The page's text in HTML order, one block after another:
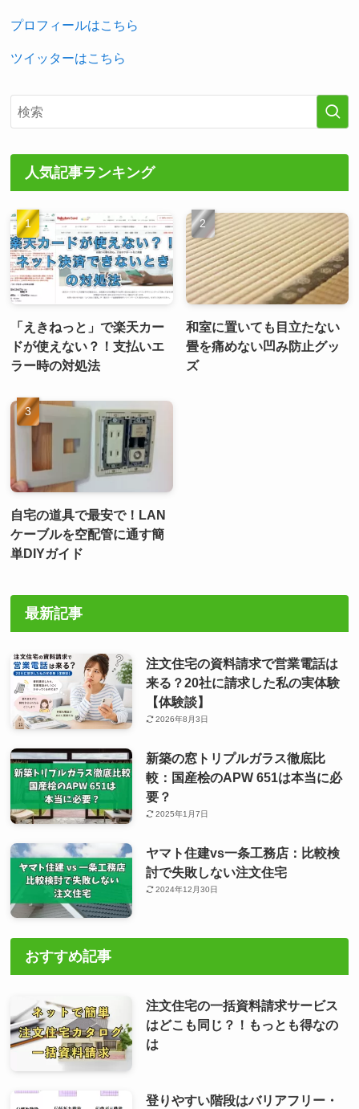
プロフィールはこちら
ツイッターはこちら
人気記事ランキング
「えきねっと」で楽天カー
ドが使えない？！支払いエ
ラー時の対処法
和室に置いても目立たない
畳を痛めない凹み防止グッ
ズ
自宅の道具で最安で！LAN
ケーブルを空配管に通す簡
単DIYガイド
最新記事
注文住宅の資料請求で営業電話は
来る？20社に請求した私の実体験
【体験談】
2026年8月3日
新築の窓トリプルガラス徹底比
較：国産桧のAPW 651は本当に必
要？
2025年1月7日
ヤマト住建vs一条工務店：比較検
討で失敗しない注文住宅
2024年12月30日
おすすめ記事
注文住宅の一括資料請求サービス
はどこも同じ？！もっとも得なの
は
登りやすい階段はバリアフリー・